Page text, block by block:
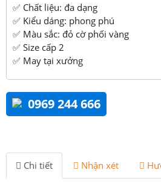
✅ Chất liệu: đa dạng
✅ Kiểu dáng: phong phú
✅ Màu sắc: đỏ cờ phối vàng
✅ Size cấp 2
✅ May tại xưởng
0969 244 666
Chi tiết Nhận xét